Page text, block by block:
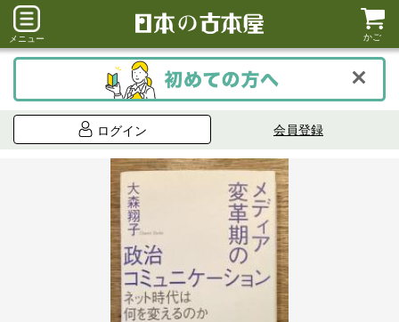
メニュー かご
ログイン 会員登録